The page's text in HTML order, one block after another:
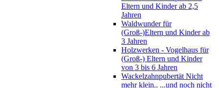
Eltern und Kinder ab 2,5
Jahren
Waldwunder für
(Groß-)Eltern und Kinder ab
3 Jahren
Holzwerken - Vogelhaus für
(Groß-) Eltern und Kinder
von 3 bis 6 Jahren
Wackelzahnpubertät Nicht
mehr klein.. ...und noch nicht